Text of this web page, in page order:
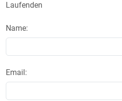
Laufenden
Name:
Email: